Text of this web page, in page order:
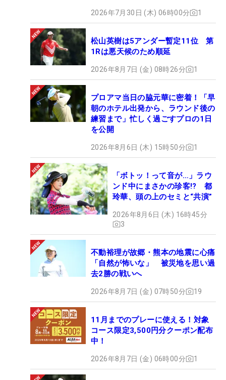
2026年7月30日 (木) 06時00分 1
松山英樹は5アンダー暫定11位 第
1Rは悪天候のため順延
2026年8月7日 (金) 08時26分 1
プロアマ当日の脇元華に密着！「早
朝のホテル出発から、ラウンド後の
練習まで」忙しく過ごすプロの1日
を公開
2026年8月6日 (木) 15時50分 1
「ボトッ！って音が…」ラウ
ンド中にまさかの珍客!? 都
玲華、頭の上のセミと“共演”
2026年8月6日 (木) 16時45分
3
不動裕理が故郷・熊本の地震に心痛
「自然が怖いな」 被災地を思い過
去2勝の戦いへ
2026年8月7日 (金) 07時50分 19
11月までのプレーに使える！対象
コース限定3,500円分クーポン配布
中！
2026年8月7日 (金) 06時00分 1